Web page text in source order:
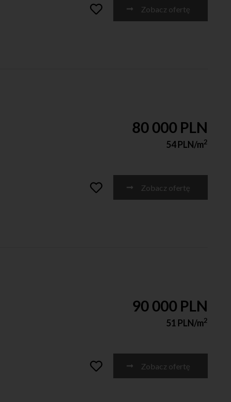
Zobacz ofertę
80 000 PLN
54 PLN/m2
Zobacz ofertę
90 000 PLN
51 PLN/m2
Zobacz ofertę